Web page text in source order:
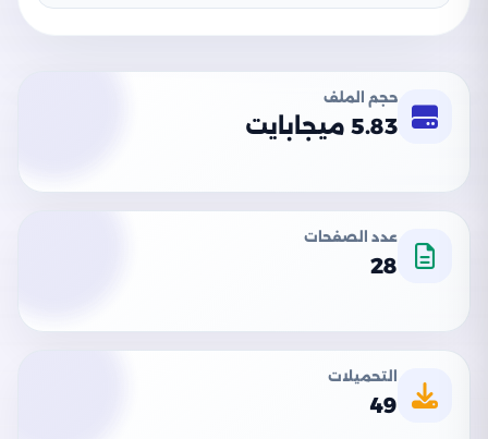
حجم الملف
5.83 ميجابايت
عدد الصفحات
28
التحميلات
49